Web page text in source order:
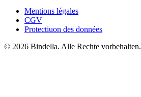
Mentions légales
CGV
Protectiuon des données
© 2026 Bindella. Alle Rechte vorbehalten.